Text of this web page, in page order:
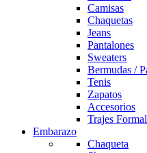
Camisas
Chaquetas
Jeans
Pantalones
Sweaters
Bermudas /
Tenis
Zapatos
Accesorios
Trajes
Embarazo
Chaqueta